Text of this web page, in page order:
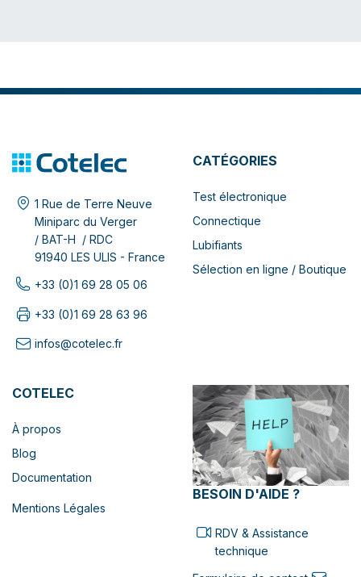
1 Rue de Terre Neuve
Miniparc du Verger
/ BAT-H / RDC
91940 LES ULIS - France
+33 (0)1 69 28 05 06
+33 (0)1 69 28 63 96
infos@cotelec.fr
CATÉGORIES
Test électronique
Connectique
Lubifiants
Sélection en ligne / Boutique
COTELEC
À propos
Blog
Documentation
Mentions Légales
BESOIN D'AIDE ?
RDV & Assistance
technique